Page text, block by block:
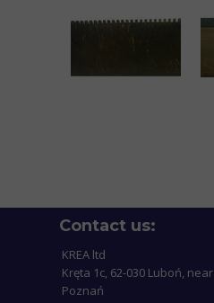
Contact us:
KREA ltd
Kręta 1c, 62-030 Luboń, near
Poznań